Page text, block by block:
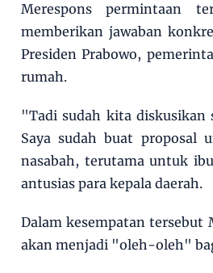
Merespons permintaan
memberikan jawaban
Presiden Prabowo,
rumah.
"Tadi sudah kita diskusikan
Saya sudah buat proposal
nasabah, terutama untuk
antusias para kepala daerah.
Dalam kesempatan tersebut
akan menjadi "oleh-oleh"